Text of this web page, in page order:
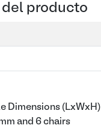
del producto
Dimensions (LxWxH)
and 6 chairs